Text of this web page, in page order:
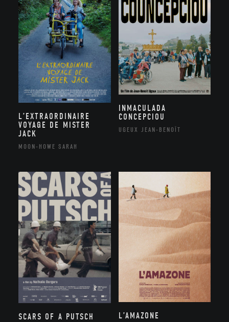
L’EXTRAORDINAIRE
VOYAGE DE MISTER
JACK
MOON-HOWE SARAH
INMACULADA
CONCEPCIOU
UGEUX JEAN-BENOÎT
SCARS OF A PUTSCH L’AMAZONE